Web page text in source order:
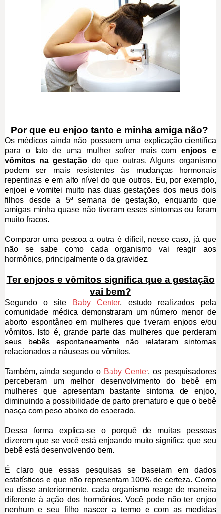
Por que eu enjoo tanto e minha amiga não?
Os médicos ainda não possuem uma explicação científica
para o fato de uma mulher sofrer mais comenjoos e
vômitos na gestação do que outras. Alguns organismo
podem ser mais resistentes às mudanças hormonais
repentinas e em alto nível do que outros. Eu, por exemplo,
enjoei e vomitei muito nas duas gestações dos meus dois
filhos desde a 5ª semana de gestação, enquanto que
amigas minha quase não tiveram esses sintomas ou foram
muito fracos.
Comparar uma pessoa a outra é difícil, nesse caso, já que
não se sabe como cada organismo vai reagir aos
hormônios, principalmente o da gravidez.
Ter enjoos e vômitos significa que a gestação
vai bem?
Segundo o site Baby Center, estudo realizados pela
comunidade médica demonstraram um número menor de
aborto espontâneo em mulheres que tiveram enjoos e/ou
vômitos. Isto é, grande parte das mulheres que perderam
seus bebês espontaneamente não relataram sintomas
relacionados a náuseas ou vômitos.
Também, ainda segundo o Baby Center, os pesquisadores
perceberam um melhor desenvolvimento do bebê em
mulheres que apresentam bastante sintoma de enjoo,
diminuindo a possibilidade de parto prematuro e que o bebê
nasça com peso abaixo do esperado.
Dessa forma explica-se o porquê de muitas pessoas
dizerem que se você está enjoando muito significa que seu
bebê está desenvolvendo bem.
É claro que essas pesquisas se baseiam em dados
estatísticos e que não representam 100% de certeza. Como
eu disse anteriormente, cada organismo reage de maneira
diferente à ação dos hormônios. Você pode não ter enjoo
nenhum e seu filho nascer a termo e com as medidas